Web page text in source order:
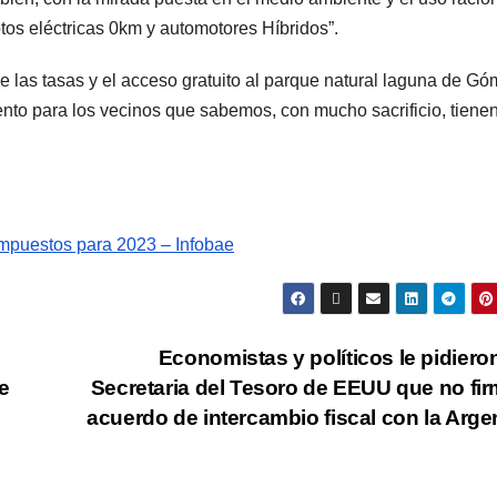
eléctricas 0km y automotores Híbridos”.
las tasas y el acceso gratuito al parque natural laguna de
para los vecinos que sabemos, con mucho sacrificio,
para 2023 – Infobae
Economistas y políticos le
Secretaria del Tesoro de EEUU que no
acuerdo de intercambio fiscal con la